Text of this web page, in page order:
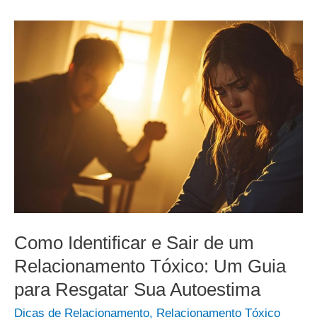
Como Identificar e Sair de um
Relacionamento Tóxico: Um Guia
para Resgatar Sua Autoestima
Dicas de Relacionamento, Relacionamento Tóxico